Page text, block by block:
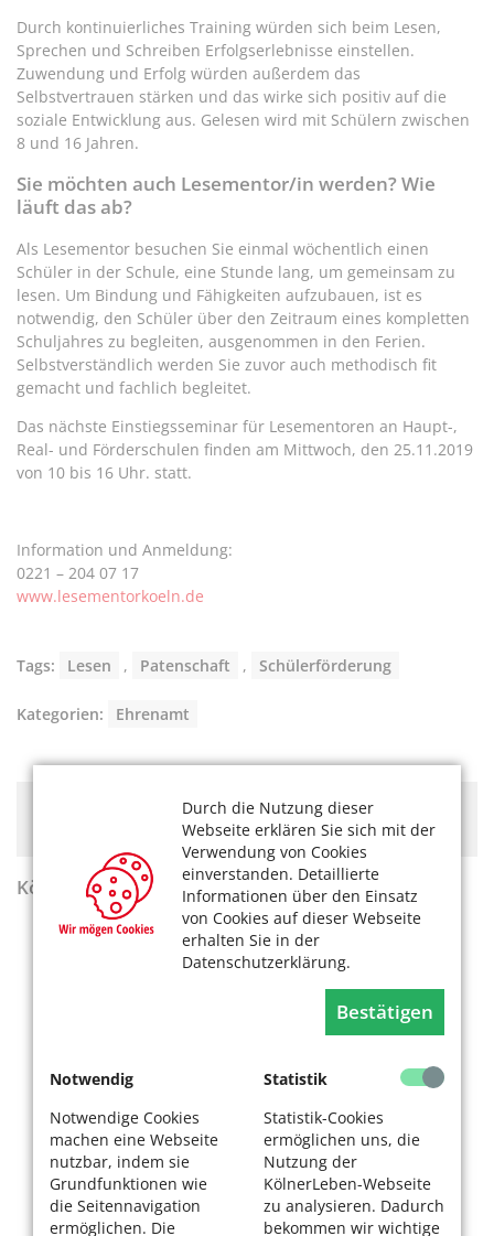
Durch die Nutzung dieser
Webseite erklären Sie sich mit der
Verwendung von Cookies
einverstanden. Detaillierte
Informationen über den Einsatz
von Cookies auf dieser Webseite
erhalten Sie in der
Datenschutzerklärung.
Bestätigen
Notwendig
Notwendige Cookies
machen eine Webseite
nutzbar, indem sie
Grundfunktionen wie
die Seitennavigation
ermöglichen. Die
Statistik
Statistik-Cookies
ermöglichen uns, die
Nutzung der
KölnerLeben-Webseite
zu analysieren. Dadurch
bekommen wir wichtige
Durch kontinuierliches Training würden sich beim Lesen,
Sprechen und Schreiben Erfolgserlebnisse einstellen.
Zuwendung und Erfolg würden außerdem das
Selbstvertrauen stärken und das wirke sich positiv auf die
soziale Entwicklung aus. Gelesen wird mit Schülern zwischen
8 und 16 Jahren.
Sie möchten auch Lesementor/in werden? Wie
läuft das ab?
Als Lesementor besuchen Sie einmal wöchentlich einen
Schüler in der Schule, eine Stunde lang, um gemeinsam zu
lesen. Um Bindung und Fähigkeiten aufzubauen, ist es
notwendig, den Schüler über den Zeitraum eines kompletten
Schuljahres zu begleiten, ausgenommen in den Ferien.
Selbstverständlich werden Sie zuvor auch methodisch fit
gemacht und fachlich begleitet.
Das nächste Einstiegsseminar für Lesementoren an Haupt-,
Real- und Förderschulen finden am Mittwoch, den 25.11.2019
von 10 bis 16 Uhr. statt.
Information und Anmeldung:
0221 – 204 07 17
www.lesementorkoeln.de
Tags: Lesen , Patenschaft , Schülerförderung
Kategorien: Ehrenamt
Hier könnte Werbung stehen, mit der wir uns
finanzieren. Bitte akzeptieren Sie dieCookie-Meldung.
KölnerLeben Sommer 2026